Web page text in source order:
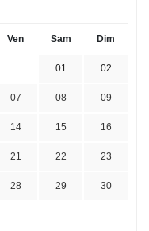
Ven Sam Dim
01 02
07 08 09
14 15 16
21 22 23
28 29 30